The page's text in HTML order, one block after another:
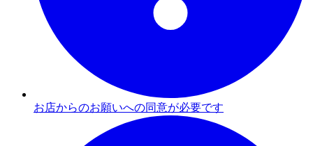
お店からのお願いへの同意が必要です